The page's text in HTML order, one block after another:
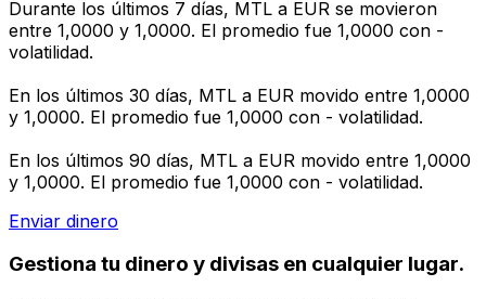
Durante los últimos 7 días, MTL a EUR se movieron
entre 1,0000 y 1,0000. El promedio fue 1,0000 con -
volatilidad.
En los últimos 30 días, MTL a EUR movido entre 1,0000
y 1,0000. El promedio fue 1,0000 con - volatilidad.
En los últimos 90 días, MTL a EUR movido entre 1,0000
y 1,0000. El promedio fue 1,0000 con - volatilidad.
Enviar dinero
Gestiona tu dinero y divisas en cualquier lugar.